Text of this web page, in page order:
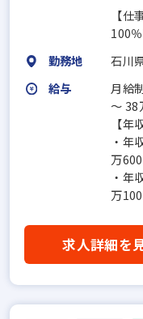
【仕
100
勤務地
石川
給与
月給
〜 38
【年
・年
万
・年
万
求人詳細を